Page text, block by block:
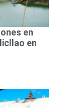
en
en